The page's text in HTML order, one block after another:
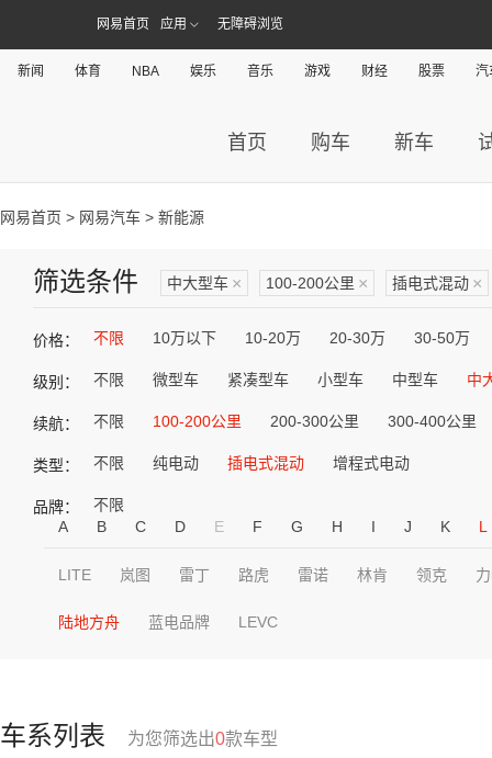
网易首页 应用 无障碍浏览
新闻 体育 NBA 娱乐 音乐 游戏 财经 股票 汽
首页 购车 新车
网易首页 > 网易汽车 > 新能源
筛选条件 中大型车 × 100-200公里 × 插电式混动 ×
价格： 不限 10万以下 10-20万 20-30万 30-50万
级别： 不限 微型车 紧凑型车 小型车 中型车 中
续航： 不限 100-200公里 200-300公里 300-400公里
类型： 不限 纯电动 插电式混动 增程式电动
品牌：
不限
A
B C D E F G H I J K L
LITE 岚图 雷丁 路虎 雷诺 林肯 领克
陆地方舟 蓝电品牌 LEVC
车系列表 为您筛选出0款车型